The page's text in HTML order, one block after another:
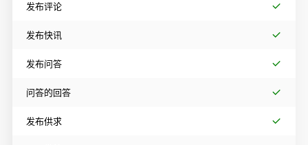
发布评论
发布快讯
发布问答
问答的回答
发布供求